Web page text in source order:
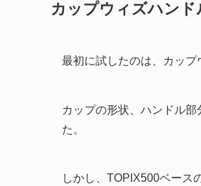
カップウィズハンド
最初に試したのは、カップ
カップの形状、ハンドル
た。
しかし、TOPIX500ベース